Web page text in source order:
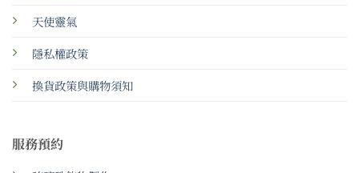
天使靈氣
隱私權政策
換貨政策與購物須知
服務預約